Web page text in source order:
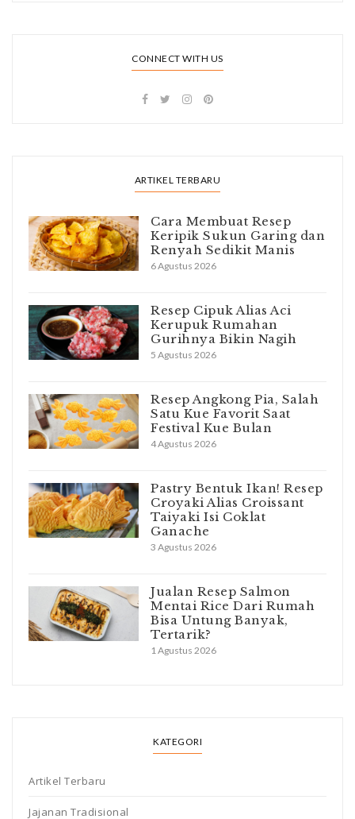
CONNECT WITH US
ARTIKEL TERBARU
Cara Membuat Resep
Keripik Sukun Garing dan
Renyah Sedikit Manis
6 Agustus 2026
Resep Cipuk Alias Aci
Kerupuk Rumahan
Gurihnya Bikin Nagih
5 Agustus 2026
Resep Angkong Pia, Salah
Satu Kue Favorit Saat
Festival Kue Bulan
4 Agustus 2026
Pastry Bentuk Ikan! Resep
Croyaki Alias Croissant
Taiyaki Isi Coklat
Ganache
3 Agustus 2026
Jualan Resep Salmon
Mentai Rice Dari Rumah
Bisa Untung Banyak,
Tertarik?
1 Agustus 2026
KATEGORI
Artikel Terbaru
Jajanan Tradisional